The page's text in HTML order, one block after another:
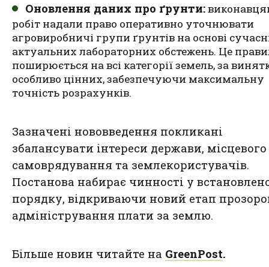
Оновлення даних про ґрунти:
робіт надали право оперативно уточнювати
агровиробничі групи ґрунтів на основі
актуальних лабораторних обстежень. Це
поширюється на всі категорії земель, за
особливо цінних, забезпечуючи максимальну
точність розрахунків.
Зазначені нововведення покликані
збалансувати інтереси держави, місцевого
самоврядування та землекористувачів.
Постанова набирає чинності у
порядку, відкриваючи новий етап
адміністрування плати за землю.
Більше новин читайте на GreenPost.